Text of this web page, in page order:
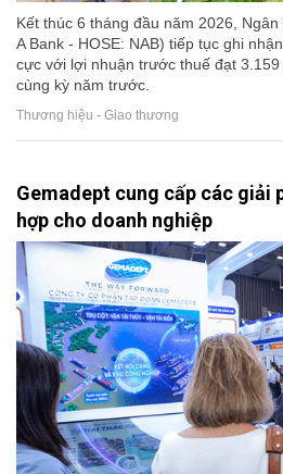
Kết thúc 6 tháng đầu năm 2026,
A Bank - HOSE: NAB) tiếp tục ghi
cực với lợi nhuận trước thuế đạt
cùng kỳ năm trước.
Thương hiệu - Giao thương
Gemadept cung cấp các giải
hợp cho doanh nghiệp